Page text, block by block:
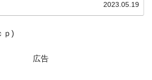
化学企業最大手『ロッテケミカル』純
用格付け「ネガティブ」にダウン
半導体2銘柄の暴落
2023.05.19
ｐ)
広告